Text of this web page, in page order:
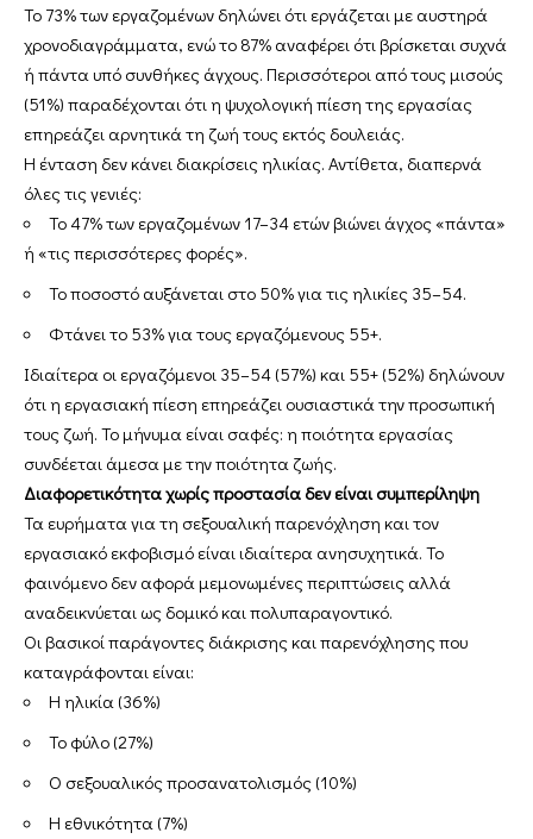
Το 73% των εργαζομένων δηλώνει ότι εργάζεται με αυστηρά
χρονοδιαγράμματα, ενώ το 87% αναφέρει ότι βρίσκεται συχνά
ή πάντα υπό συνθήκες άγχους. Περισσότεροι από τους μισούς
(51%) παραδέχονται ότι η ψυχολογική πίεση της εργασίας
επηρεάζει αρνητικά τη ζωή τους εκτός δουλειάς.
Η ένταση δεν κάνει διακρίσεις ηλικίας. Αντίθετα, διαπερνά
όλες τις γενιές:
Το 47% των εργαζομένων 17–34 ετών βιώνει άγχος «πάντα»
ή «τις περισσότερες φορές».
Το ποσοστό αυξάνεται στο 50% για τις ηλικίες 35–54.
Φτάνει το 53% για τους εργαζόμενους 55+.
Ιδιαίτερα οι εργαζόμενοι 35–54 (57%) και 55+ (52%) δηλώνουν
ότι η εργασιακή πίεση επηρεάζει ουσιαστικά την προσωπική
τους ζωή. Το μήνυμα είναι σαφές: η ποιότητα εργασίας
συνδέεται άμεσα με την ποιότητα ζωής.
Διαφορετικότητα χωρίς προστασία δεν είναι συμπερίληψη
Τα ευρήματα για τη σεξουαλική παρενόχληση και τον
εργασιακό εκφοβισμό είναι ιδιαίτερα ανησυχητικά. Το
φαινόμενο δεν αφορά μεμονωμένες περιπτώσεις αλλά
αναδεικνύεται ως δομικό και πολυπαραγοντικό.
Οι βασικοί παράγοντες διάκρισης και παρενόχλησης που
καταγράφονται είναι:
Η ηλικία (36%)
Το φύλο (27%)
Ο σεξουαλικός προσανατολισμός (10%)
Η εθνικότητα (7%)